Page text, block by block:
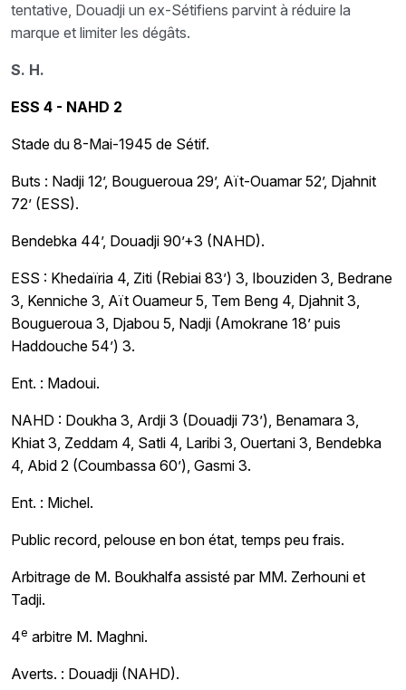
tentative, Douadji un ex-Sétifiens parvint à réduire la
marque et limiter les dégâts.
S. H.
ESS 4 - NAHD 2
Stade du 8-Mai-1945 de Sétif.
Buts : Nadji 12’, Bougueroua 29’, Aït-Ouamar 52’, Djahnit
72’ (ESS).
Bendebka 44’, Douadji 90’+3 (NAHD).
ESS : Khedaïria 4, Ziti (Rebiai 83’) 3, Ibouziden 3, Bedrane
3, Kenniche 3, Aït Ouameur 5, Tem Beng 4, Djahnit 3,
Bougueroua 3, Djabou 5, Nadji (Amokrane 18’ puis
Haddouche 54’) 3.
Ent. : Madoui.
NAHD : Doukha 3, Ardji 3 (Douadji 73’), Benamara 3,
Khiat 3, Zeddam 4, Satli 4, Laribi 3, Ouertani 3, Bendebka
4, Abid 2 (Coumbassa 60’), Gasmi 3.
Ent. : Michel.
Public record, pelouse en bon état, temps peu frais.
Arbitrage de M. Boukhalfa assisté par MM. Zerhouni et
Tadji.
4e arbitre M. Maghni.
Averts. : Douadji (NAHD).